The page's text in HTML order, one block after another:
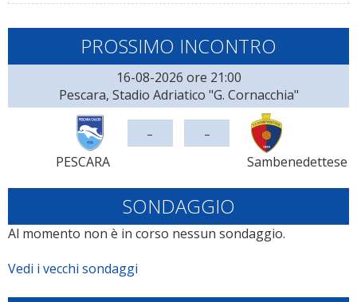
PROSSIMO INCONTRO
16-08-2026 ore 21:00
Pescara, Stadio Adriatico "G. Cornacchia"
PESCARA
- -
Sambenedettese
SONDAGGIO
Al momento non è in corso nessun sondaggio.
Vedi i vecchi sondaggi